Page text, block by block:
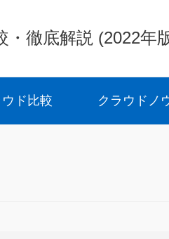
徹底解説 (2022年
ウド比較 クラウドノ